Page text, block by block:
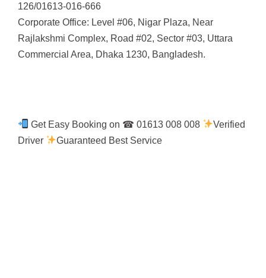
126/01613-016-666
Corporate Office: Level #06, Nigar Plaza, Near
Rajlakshmi Complex, Road #02, Sector #03, Uttara
Commercial Area, Dhaka 1230, Bangladesh.
Get Easy Booking on ☎ 01613 008 008
Verified
Driver
Guaranteed Best Service